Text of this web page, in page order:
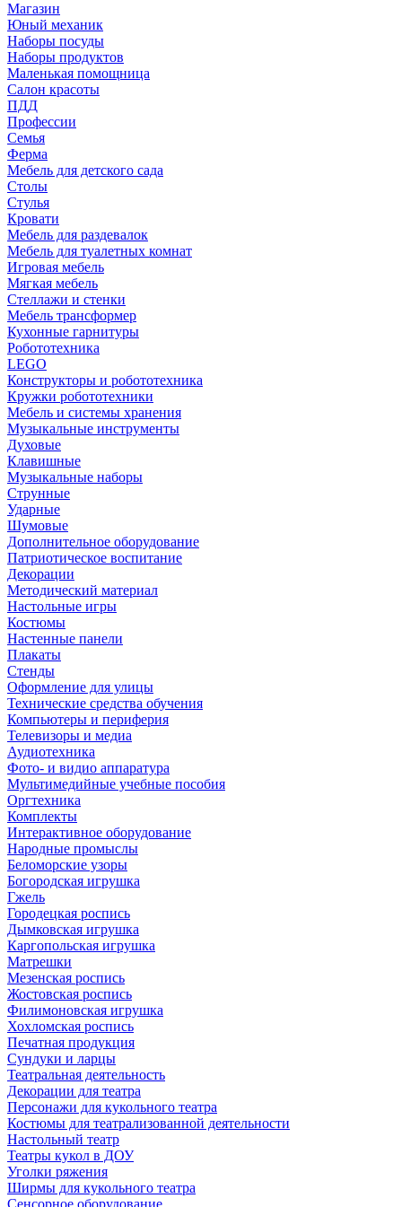
Магазин
Юный механик
Наборы посуды
Наборы продуктов
Маленькая помощница
Салон красоты
ПДД
Профессии
Семья
Ферма
Мебель для детского сада
Столы
Cтулья
Кровати
Мебель для раздевалок
Мебель для туалетных комнат
Игровая мебель
Мягкая мебель
Стеллажи и стенки
Мебель трансформер
Кухонные гарнитуры
Робототехника
LEGO
Конструкторы и робототехника
Кружки робототехники
Мебель и системы хранения
Музыкальные инструменты
Духовые
Клавишные
Музыкальные наборы
Струнные
Ударные
Шумовые
Дополнительное оборудование
Патриотическое воспитание
Декорации
Методический материал
Настольные игры
Костюмы
Настенные панели
Плакаты
Стенды
Оформление для улицы
Технические средства обучения
Компьютеры и периферия
Телевизоры и медиа
Аудиотехника
Фото- и видио аппаратура
Мультимедийные учебные пособия
Оргтехника
Комплекты
Интерактивное оборудование
Народные промыслы
Беломорские узоры
Богородская игрушка
Гжель
Городецкая роспись
Дымковская игрушка
Каргопольская игрушка
Матрешки
Мезенская роспись
Жостовская роспись
Филимоновская игрушка
Хохломская роспись
Печатная продукция
Сундуки и ларцы
Театральная деятельность
Декорации для театра
Персонажи для кукольного театра
Костюмы для театрализованной деятельности
Настольный театр
Театры кукол в ДОУ
Уголки ряжения
Ширмы для кукольного театра
Сенсорное оборудование